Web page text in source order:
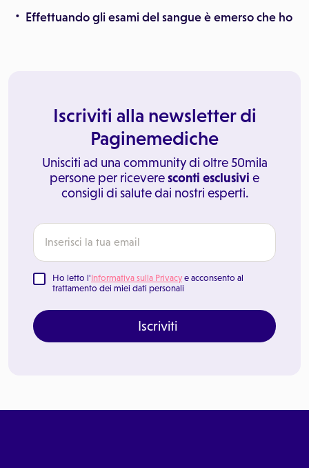
Effettuando gli esami del sangue è emerso che ho
Iscriviti alla newsletter di
Paginemediche
Unisciti ad una community di oltre 50mila
persone per riceveresconti esclusivi e
consigli di salute dai nostri esperti.
Ho letto l'Informativa sulla Privacy e acconsento al
trattamento dei miei dati personali
Iscriviti